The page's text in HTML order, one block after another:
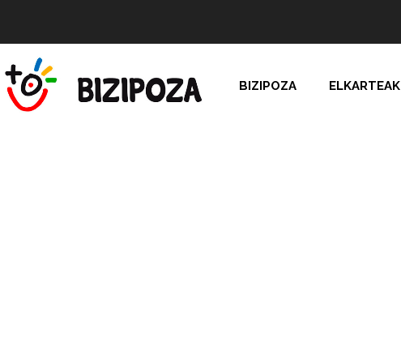
BIZIPOZA ELKARTEAK